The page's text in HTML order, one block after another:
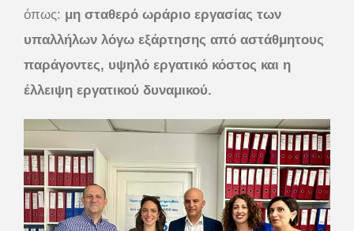
όπως: μη σταθερό ωράριο εργασίας των
υπαλλήλων λόγω εξάρτησης από αστάθμητους
παράγοντες, υψηλό εργατικό κόστος και η
έλλειψη εργατικού δυναμικού.